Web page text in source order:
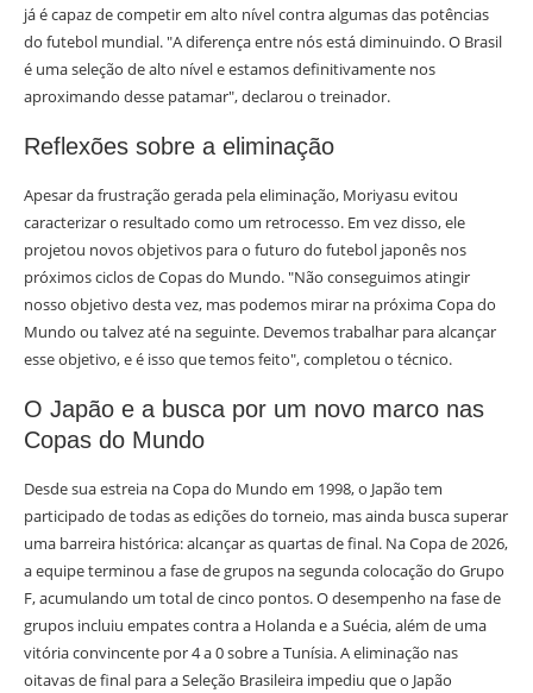
já é capaz de competir em alto nível contra algumas das potências
do futebol mundial. "A diferença entre nós está diminuindo. O Brasil
é uma seleção de alto nível e estamos definitivamente nos
aproximando desse patamar", declarou o treinador.
Reflexões sobre a eliminação
Apesar da frustração gerada pela eliminação, Moriyasu evitou
caracterizar o resultado como um retrocesso. Em vez disso, ele
projetou novos objetivos para o futuro do futebol japonês nos
próximos ciclos de Copas do Mundo. "Não conseguimos atingir
nosso objetivo desta vez, mas podemos mirar na próxima Copa do
Mundo ou talvez até na seguinte. Devemos trabalhar para alcançar
esse objetivo, e é isso que temos feito", completou o técnico.
O Japão e a busca por um novo marco nas
Copas do Mundo
Desde sua estreia na Copa do Mundo em 1998, o Japão tem
participado de todas as edições do torneio, mas ainda busca superar
uma barreira histórica: alcançar as quartas de final. Na Copa de 2026,
a equipe terminou a fase de grupos na segunda colocação do Grupo
F, acumulando um total de cinco pontos. O desempenho na fase de
grupos incluiu empates contra a Holanda e a Suécia, além de uma
vitória convincente por 4 a 0 sobre a Tunísia. A eliminação nas
oitavas de final para a Seleção Brasileira impediu que o Japão